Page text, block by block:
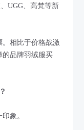
UGG、高梵等新
相比于价格战激
的品牌羽绒服买
象。